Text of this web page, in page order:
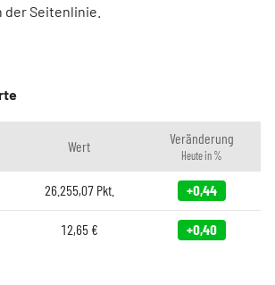
der Seitenlinie.
Wert Veränderung
Heute in %
26.255,07Pkt. +0,44
12,65€ +0,40